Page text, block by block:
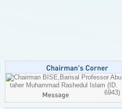
Professor Abu
taher Muhammad Rashedul Islam (ID.
6943)